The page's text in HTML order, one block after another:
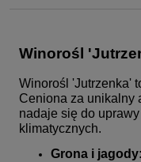
Winorośl
Winorośl 'Jutrzenka'
Ceniona za unikalny
nadaje się do
klimatycznych.
Grona i jagody: